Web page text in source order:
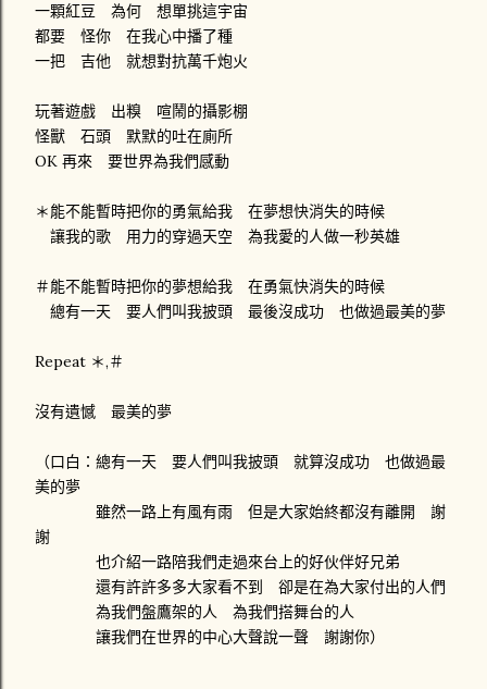
一顆紅豆 為何 想單挑這宇宙
都要 怪你 在我心中播了種
一把 吉他 就想對抗萬千炮火
玩著遊戲 出糗 喧鬧的攝影棚
怪獸 石頭 默默的吐在廁所
OK 再來 要世界為我們感動
＊能不能暫時把你的勇氣給我 在夢想快消失的時候
讓我的歌 用力的穿過天空 為我愛的人做一秒英雄
＃能不能暫時把你的夢想給我 在勇氣快消失的時候
總有一天 要人們叫我披頭 最後沒成功 也做過最美的夢
Repeat ＊,＃
沒有遺憾 最美的夢
（口白：總有一天 要人們叫我披頭 就算沒成功 也做過最
美的夢
雖然一路上有風有雨 但是大家始終都沒有離開 謝
謝
也介紹一路陪我們走過來台上的好伙伴好兄弟
還有許許多多大家看不到 卻是在為大家付出的人們
為我們盤鷹架的人 為我們搭舞台的人
讓我們在世界的中心大聲說一聲 謝謝你）